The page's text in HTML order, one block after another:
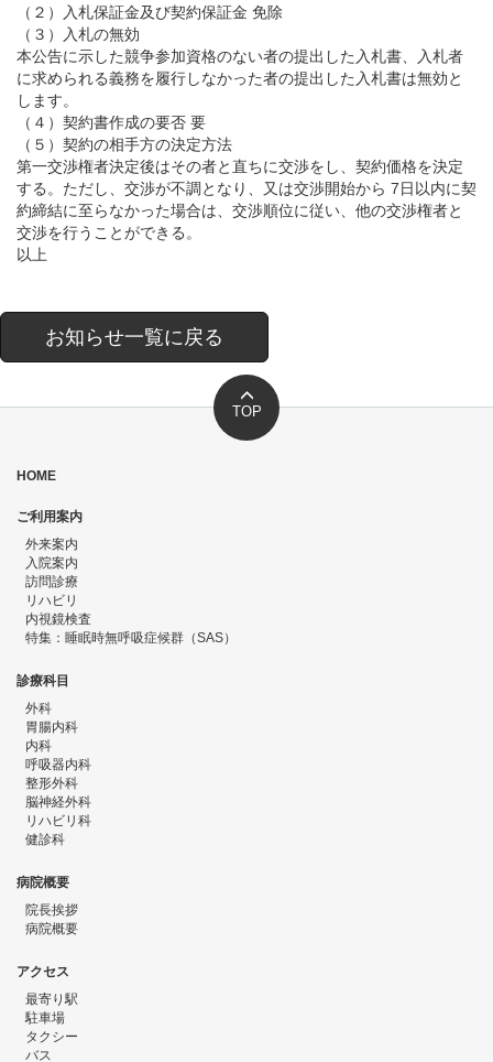
（２）入札保証金及び契約保証金 免除
（３）入札の無効
本公告に示した競争参加資格のない者の提出した入札書、入札者
に求められる義務を履行しなかった者の提出した入札書は無効と
します。
（４）契約書作成の要否 要
（５）契約の相手方の決定方法
第一交渉権者決定後はその者と直ちに交渉をし、契約価格を決定
する。ただし、交渉が不調となり、又は交渉開始から 7日以内に契
約締結に至らなかった場合は、交渉順位に従い、他の交渉権者と
交渉を行うことができる。
以上
お知らせ一覧に戻る
TOP
HOME
ご利用案内
外来案内
入院案内
訪問診療
リハビリ
内視鏡検査
特集：睡眠時無呼吸症候群（SAS）
診療科目
外科
胃腸内科
内科
呼吸器内科
整形外科
脳神経外科
リハビリ科
健診科
病院概要
院長挨拶
病院概要
アクセス
最寄り駅
駐車場
タクシー
バス